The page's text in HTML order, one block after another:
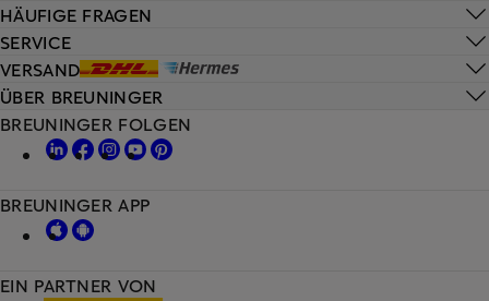
HÄUFIGE FRAGEN
SERVICE
VERSAND
ÜBER BREUNINGER
EIN PARTNER VON
BREUNINGER FOLGEN
BREUNINGER APP